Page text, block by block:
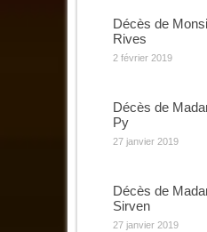
Décès de
Rives
2 février 2019
Décès de
Py
27 janvier 2019
Décès de
Sirven
27 janvier 2019